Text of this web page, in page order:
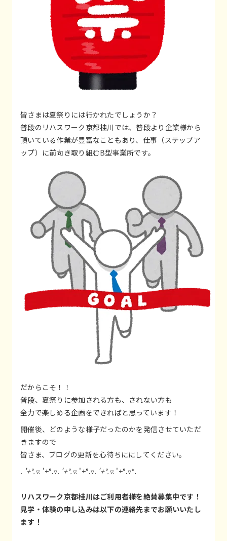
皆さまは夏祭りには行かれたでしょうか？
普段のリハスワーク京都桂川では、普段より企業様から
頂いている作業が豊富なこともあり、仕事（ステップア
ップ）に前向き取り組むB型事業所です。
だからこそ！！
普段、夏祭りに参加される方も、されない方も
全力で楽しめる企画をできればと思っています！
開催後、どのような様子だったのかを発信させていただ
きますので
皆さま、ブログの更新を心待ちににしてください。
. '+°.▿. '+°.▿. '+°.▿. '+°.▿. '+°.▿. '+°.▿*.
リハスワーク京都桂川はご利用者様を絶賛募集中です！
見学・体験の申し込みは以下の連絡先までお願いいたし
ます！